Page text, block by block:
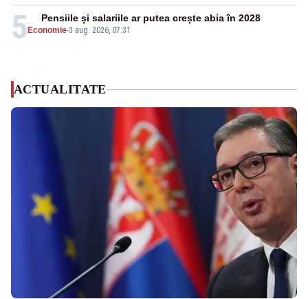
5 Economie-3 aug. 2026, 07:31
Pensiile și salariile ar putea crește abia în 2028
ACTUALITATE